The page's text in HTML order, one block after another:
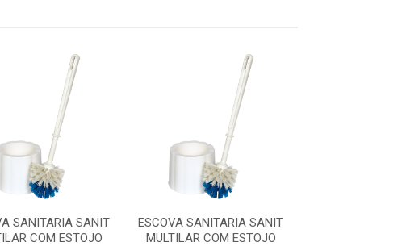
SANITARIA SANIT
COM ESTOJO
ESCOVA SANITARIA SANIT
MULTILAR COM ESTOJO